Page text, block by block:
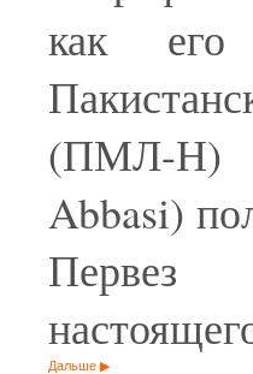
как его
(ПМЛ-Н)
Abbasi)
Дальше